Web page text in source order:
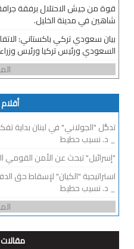
قوة من جيش الاحتلال برفقة
شاهين في مدينة الخليل.
بيان سعودي تركي باكستاني:
السعودي ورئيس تركيا ورئيس
أقلام
تدخُّل "الجولاني" في لبنان بداية
_ د. نسيب حطيط
"إسرائيل" تبحث عن الأمن القومي
استراتيجية "الكيان" لإسقاط حق
_ د. نسيب حطيط